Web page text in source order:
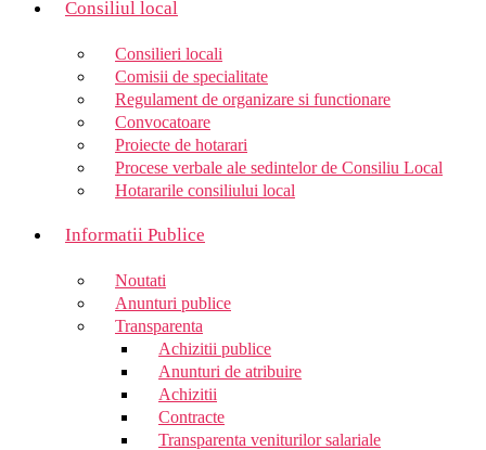
Consiliul local
Consilieri locali
Comisii de specialitate
Regulament de organizare si functionare
Convocatoare
Proiecte de hotarari
Procese verbale ale sedintelor de Consiliu Local
Hotararile consiliului local
Informatii Publice
Noutati
Anunturi publice
Transparenta
Achizitii publice
Anunturi de atribuire
Achizitii
Contracte
Transparenta veniturilor salariale